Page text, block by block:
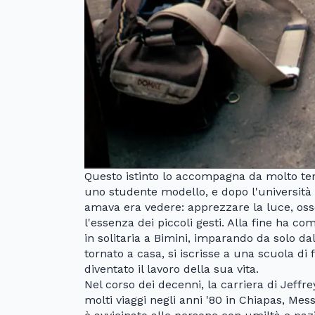
Questo istinto lo accompagna da molto
uno studente modello, e dopo
amava era vedere: apprezzare la luce,
l'essenza dei piccoli gesti. Alla fine ha
in solitaria a Bimini, imparando da solo
tornato a casa, si iscrisse a una scuola
diventato il lavoro della sua vita.
Nel corso dei decenni, la carriera di
molti viaggi negli anni '80 in Chiapas,